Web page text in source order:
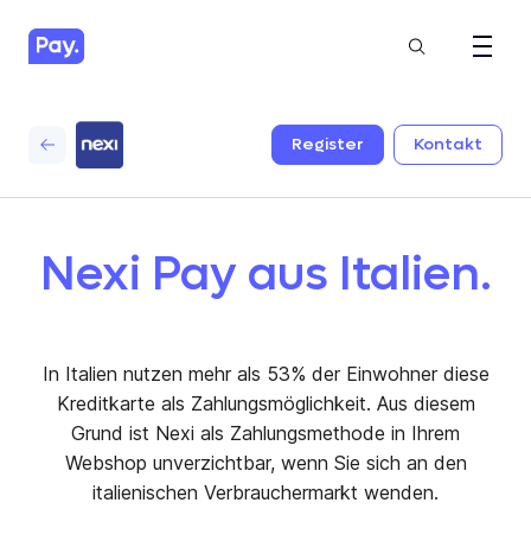
Register Kontakt
Nexi Pay aus Italien.
In Italien nutzen mehr als 53% der Einwohner diese
Kreditkarte als Zahlungsmöglichkeit. Aus diesem
Grund ist Nexi als Zahlungsmethode in Ihrem
Webshop unverzichtbar, wenn Sie sich an den
italienischen Verbrauchermarkt wenden.